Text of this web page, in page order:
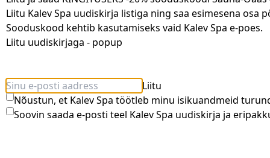
Liitu Kalev Spa uudiskirja listiga ning saa esimesena
Sooduskood kehtib kasutamiseks vaid Kalev Spa e-poes.
Liitu uudiskirjaga - popup
Liitu
Nõustun, et Kalev Spa töötleb minu isikuandmeid
Soovin saada e-posti teel Kalev Spa uudiskirja ja